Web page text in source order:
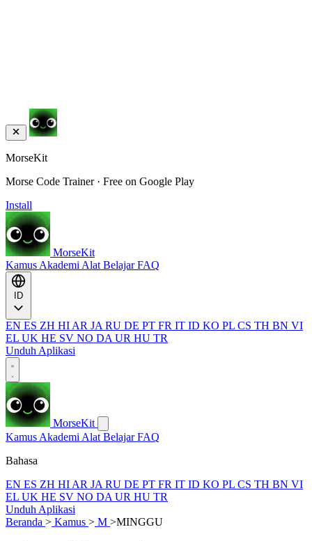
MorseKit
Morse Code Trainer · Free on Google Play
Install
MorseKit
Kamus Akademi Alat BelajarFAQ
EN ES ZH HI AR JA RU DE PT FR IT ID KO PL CS TH BN VI
EL UK HE SV NO DA UR HU TR
Unduh Aplikasi
MorseKit
Kamus Akademi Alat BelajarFAQ
Bahasa
EN ES ZH HI AR JA RU DE PT FR IT ID KO PL CS TH BN VI
EL UK HE SV NO DA UR HU TR
Unduh Aplikasi
Beranda > Kamus > M >MINGGU